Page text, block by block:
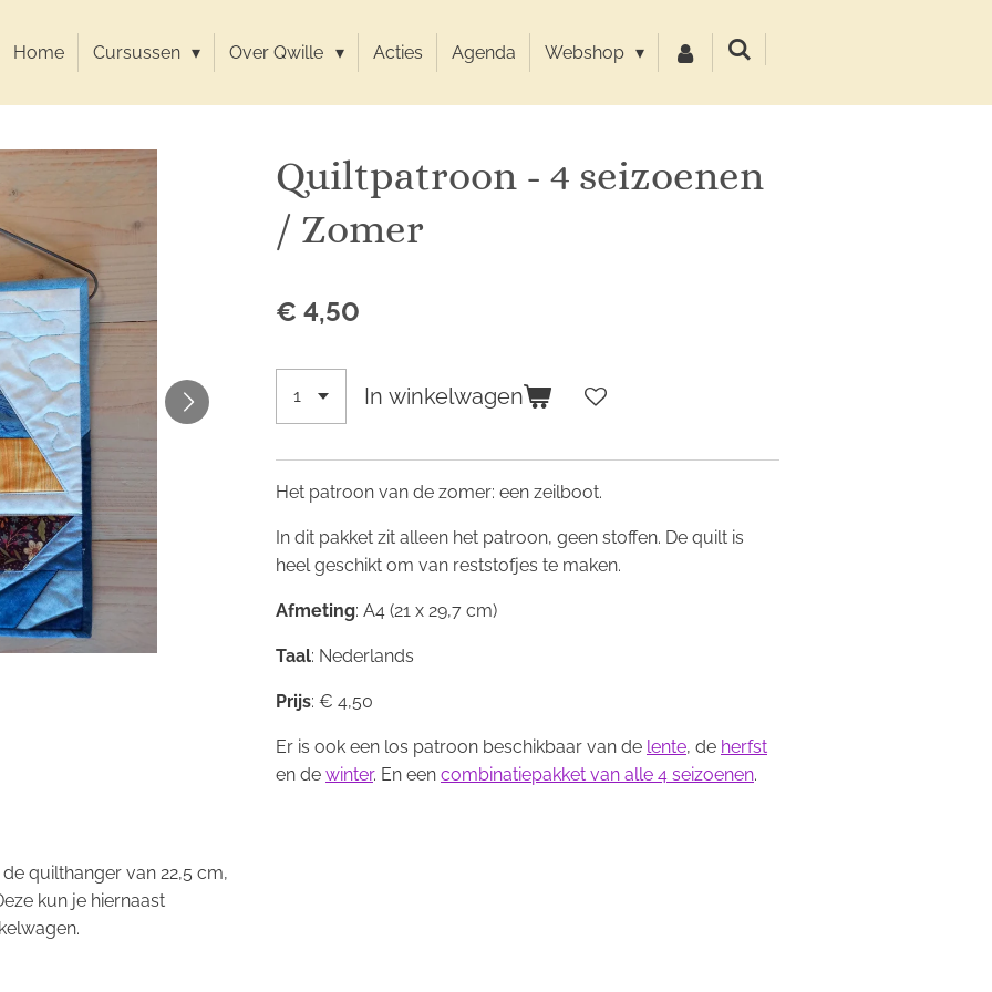
Home Cursussen Over Qwille Acties Agenda Webshop
Quiltpatroon - 4 seizoenen
/ Zomer
€ 4,50
In winkelwagen
Het patroon van de zomer: een zeilboot.
In dit pakket zit alleen het patroon, geen stoffen. De quilt is
heel geschikt om van reststofjes te maken.
Afmeting: A4 (21 x 29,7 cm)
Taal: Nederlands
Prijs: € 4,50
Er is ook een los patroon beschikbaar van de lente, de herfst
en de winter. En een combinatiepakket van alle 4 seizoenen.
quilthanger van 22,5 cm,
kun je hiernaast